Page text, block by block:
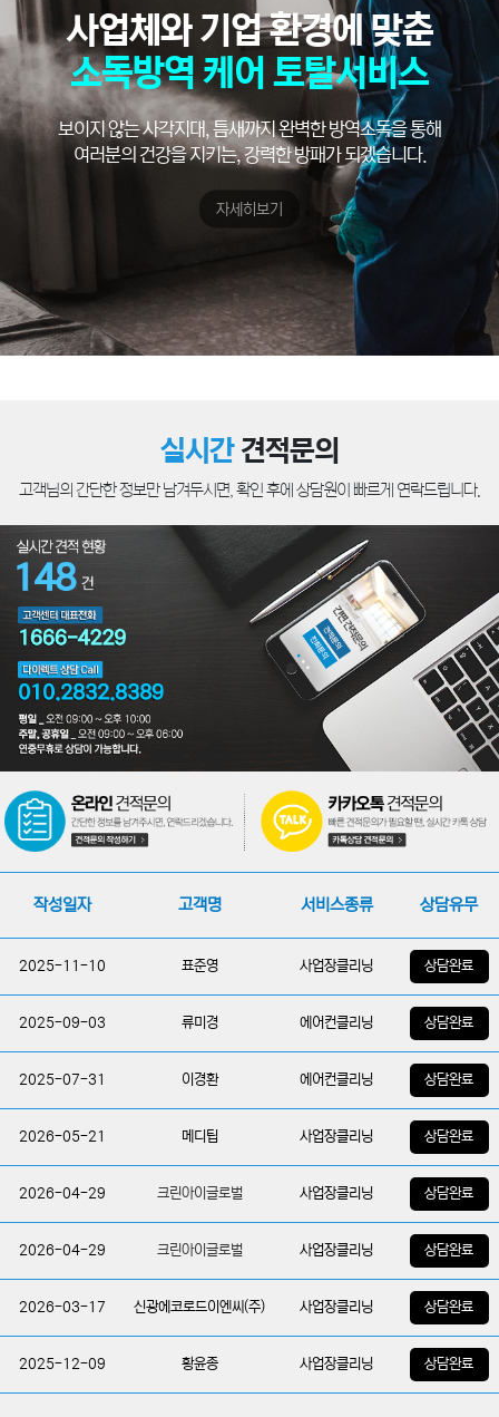
사업체와 기업 환경에 맞춘
소독방역 케어 토탈서비스
보이지 않는 사각지대, 틈새까지 완벽한 방역소독을 통해
여러분의 건강을 지키는, 강력한 방패가 되겠습니다.
자세히보기
실시간견적문의
고객님의 간단한 정보만 남겨두시면, 확인 후에 상담원이 빠르게 연락드립니다.
작성일자 고객명 서비스종류 상담유무
2025-09-03 류미경 에어컨클리닝 상담완료
2025-07-31 이경환 에어컨클리닝 상담완료
2026-05-21 메디팁 사업장클리닝 상담완료
2026-04-29 크린아이글로벌 사업장클리닝 상담완료
2026-04-29 크린아이글로벌 사업장클리닝 상담완료
2026-03-17 신광에코로드이엔씨(주) 사업장클리닝 상담완료
2025-12-09 황윤종 사업장클리닝 상담완료
2025-11-26 서정민 사업장클리닝 상담완료